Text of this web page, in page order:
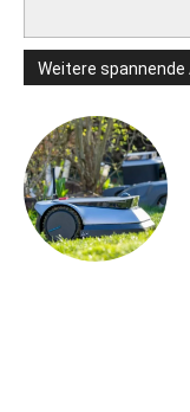
Weitere spannende